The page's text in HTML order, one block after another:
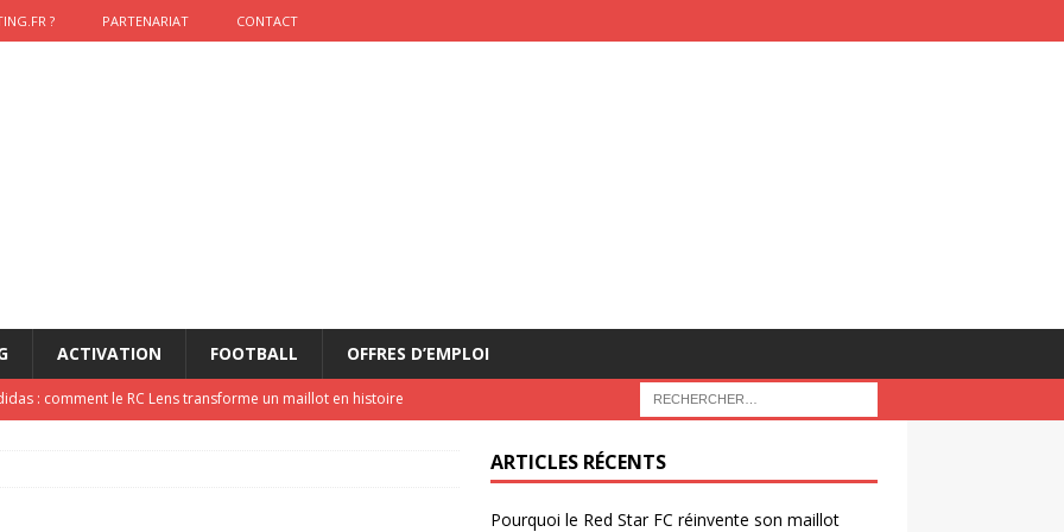
? PARTENARIAT CONTACT
ACTIVATION FOOTBALL OFFRES D’EMPLOI
: comment le RC Lens transforme un maillot en histoire
de Zinedine Zidane par adidas est de retour à
ARTICLES RÉCENTS
Pourquoi le Red Star FC réinvente son maillot